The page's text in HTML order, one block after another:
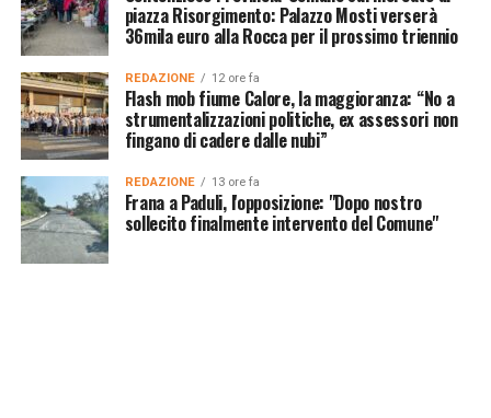
piazza Risorgimento: Palazzo Mosti verserà
36mila euro alla Rocca per il prossimo triennio
REDAZIONE 12 ore fa
Flash mob fiume Calore, la maggioranza: “No a
strumentalizzazioni politiche, ex assessori non
fingano di cadere dalle nubi”
REDAZIONE 13 ore fa
Frana a Paduli, l'opposizione: "Dopo nostro
sollecito finalmente intervento del Comune"